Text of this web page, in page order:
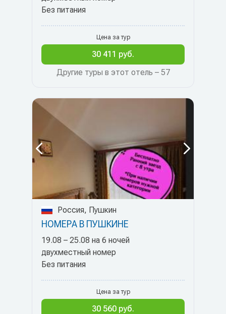
Без питания
Другие туры в этот отель – 57
Цена за тур
30 411 руб.
Россия, Пушкин
НОМЕРА В ПУШКИНЕ
19.08 – 25.08 на 6 ночей
двухместный номер
Без питания
Цена за тур
30 560 руб.